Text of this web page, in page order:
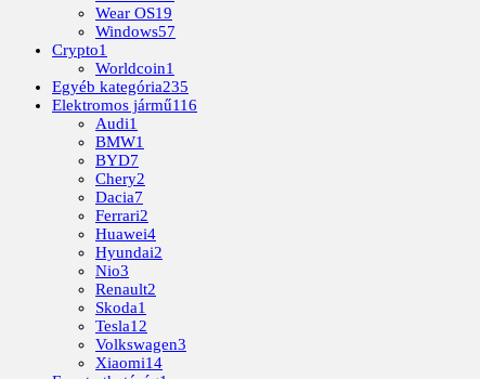
Wear OS19
Windows57
Crypto1
Worldcoin1
Egyéb kategória235
Elektromos jármű116
Audi1
BMW1
BYD7
Chery2
Dacia7
Ferrari2
Huawei4
Hyundai2
Nio3
Renault2
Skoda1
Tesla12
Volkswagen3
Xiaomi14